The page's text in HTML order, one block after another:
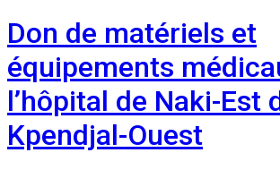
Don de matériels et
équipements
l’hôpital de Naki-Est
Kpendjal-Ouest